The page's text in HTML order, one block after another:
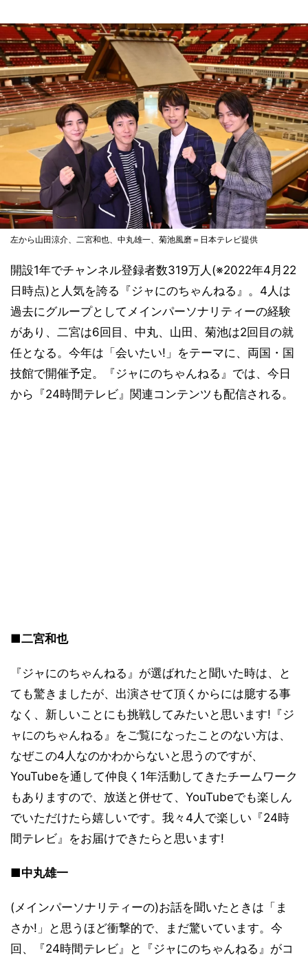
左から山田涼介、二宮和也、中丸雄一、菊池風磨＝日本テレビ提供
開設1年でチャンネル登録者数319万人(※2022年4月22
日時点)と人気を誇る『ジャにのちゃんねる』。4人は
過去にグループとしてメインパーソナリティーの経験
があり、二宮は6回目、中丸、山田、菊池は2回目の就
任となる。今年は「会いたい!」をテーマに、両国・国
技館で開催予定。『ジャにのちゃんねる』では、今日
から『24時間テレビ』関連コンテンツも配信される。
■二宮和也
『ジャにのちゃんねる』が選ばれたと聞いた時は、と
ても驚きましたが、出演させて頂くからには臆する事
なく、新しいことにも挑戦してみたいと思います!『ジ
ャにのちゃんねる』をご覧になったことのない方は、
なぜこの4人なのかわからないと思うのですが、
YouTubeを通して仲良く1年活動してきたチームワーク
もありますので、放送と併せて、YouTubeでも楽しん
でいただけたら嬉しいです。我々4人で楽しい『24時
間テレビ』をお届けできたらと思います!
■中丸雄一
(メインパーソナリティーの)お話を聞いたときは「ま
さか!」と思うほど衝撃的で、まだ驚いています。今
回、『24時間テレビ』と『ジャにのちゃんねる』がコ